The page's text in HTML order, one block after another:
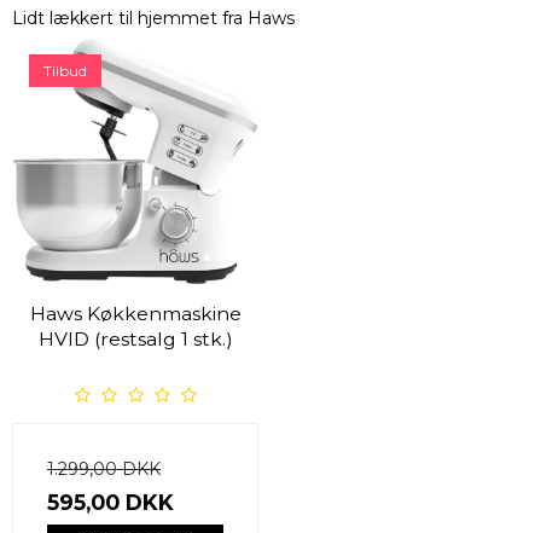
Lidt lækkert til hjemmet fra Haws
Tilbud
Haws Køkkenmaskine
HVID (restsalg 1 stk.)
1.299,00 DKK
595,00 DKK